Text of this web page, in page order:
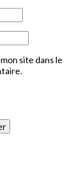
site dans le